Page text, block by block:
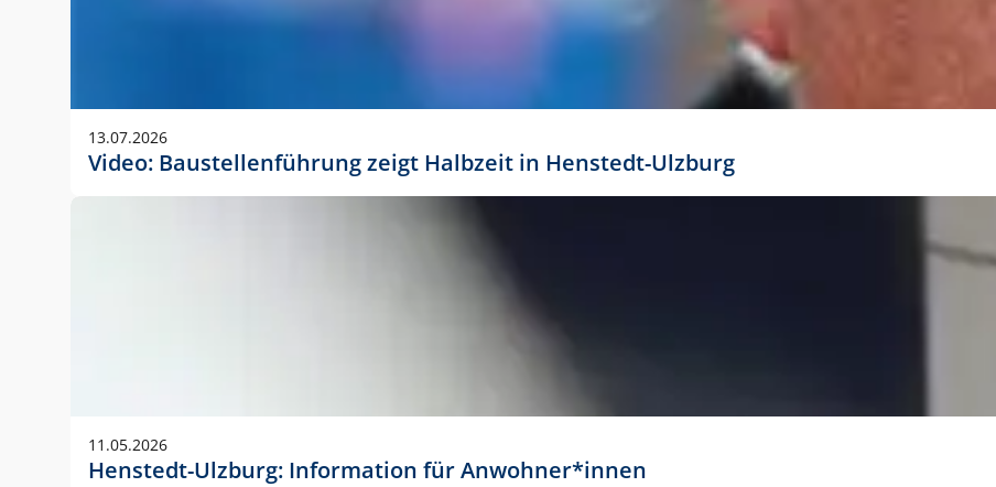
13.07.2026
Video: Baustellenführung zeigt Halbzeit in Henstedt-Ulzburg
11.05.2026
Henstedt-Ulzburg: Information für Anwohner*innen